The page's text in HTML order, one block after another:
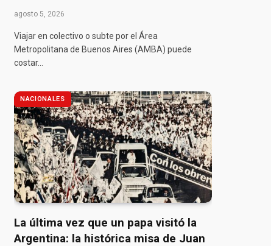
agosto 5, 2026
Viajar en colectivo o subte por el Área
Metropolitana de Buenos Aires (AMBA) puede
costar…
NACIONALES
La última vez que un papa visitó la
Argentina: la histórica misa de Juan